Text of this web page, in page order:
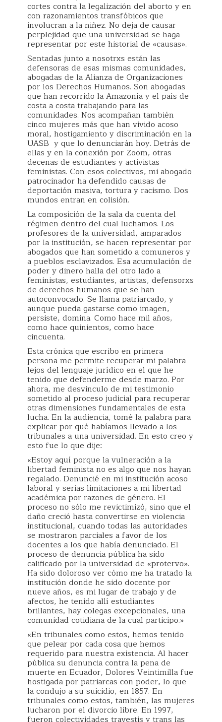
cortes contra la legalización del aborto y en
con razonamientos transfóbicos que
involucran a la niñez. No deja de causar
perplejidad que una universidad se haga
representar por este historial de «causas».
Sentadas junto a nosotrxs están las
defensoras de esas mismas comunidades,
abogadas de la Alianza de Organizaciones
por los Derechos Humanos. Son abogadas
que han recorrido la Amazonía y el país de
costa a costa trabajando para las
comunidades. Nos acompañan también
cinco mujeres más que han vivido acoso
moral, hostigamiento y discriminación en la
UASB y que lo denunciarán hoy. Detrás de
ellas y en la conexión por Zoom, otras
decenas de estudiantes y activistas
feministas. Con esos colectivos, mi abogado
patrocinador ha defendido causas de
deportación masiva, tortura y racismo. Dos
mundos entran en colisión.
La composición de la sala da cuenta del
régimen dentro del cual luchamos. Los
profesores de la universidad, amparados
por la institución, se hacen representar por
abogados que han sometido a comuneros y
a pueblos esclavizados. Esa acumulación de
poder y dinero halla del otro lado a
feministas, estudiantes, artistas, defensorxs
de derechos humanos que se han
autoconvocado. Se llama patriarcado, y
aunque pueda gastarse como imagen,
persiste, domina. Como hace mil años,
como hace quinientos, como hace
cincuenta.
Esta crónica que escribo en primera
persona me permite recuperar mi palabra
lejos del lenguaje jurídico en el que he
tenido que defenderme desde marzo. Por
ahora, me desvinculo de mi testimonio
sometido al proceso judicial para recuperar
otras dimensiones fundamentales de esta
lucha. En la audiencia, tomé la palabra para
explicar por qué habíamos llevado a los
tribunales a una universidad. En esto creo y
esto fue lo que dije:
«Estoy aquí porque la vulneración a la
libertad feminista no es algo que nos hayan
regalado. Denuncié en mi institución acoso
laboral y serias limitaciones a mi libertad
académica por razones de género. El
proceso no sólo me revictimizó, sino que el
daño creció hasta convertirse en violencia
institucional, cuando todas las autoridades
se mostraron parciales a favor de los
docentes a los que había denunciado. El
proceso de denuncia pública ha sido
calificado por la universidad de «protervo».
Ha sido doloroso ver cómo me ha tratado la
institución donde he sido docente por
nueve años, es mi lugar de trabajo y de
afectos, he tenido allí estudiantes
brillantes, hay colegas excepcionales, una
comunidad cotidiana de la cual participo.»
«En tribunales como estos, hemos tenido
que pelear por cada cosa que hemos
requerido para nuestra existencia. Al hacer
pública su denuncia contra la pena de
muerte en Ecuador, Dolores Veintimilla fue
hostigada por patriarcas con poder, lo que
la condujo a su suicidio, en 1857. En
tribunales como estos, también, las mujeres
lucharon por el divorcio libre. En 1997,
fueron colectividades travestis y trans las